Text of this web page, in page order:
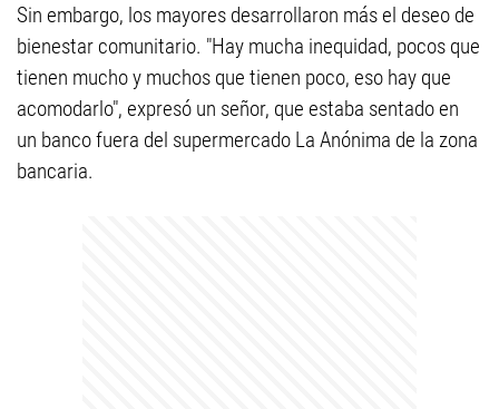
Sin embargo, los mayores desarrollaron más el deseo de
bienestar comunitario. "Hay mucha inequidad, pocos que
tienen mucho y muchos que tienen poco, eso hay que
acomodarlo", expresó un señor, que estaba sentado en
un banco fuera del supermercado La Anónima de la zona
bancaria.